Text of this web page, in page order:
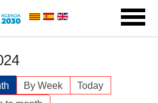
By Week
Today